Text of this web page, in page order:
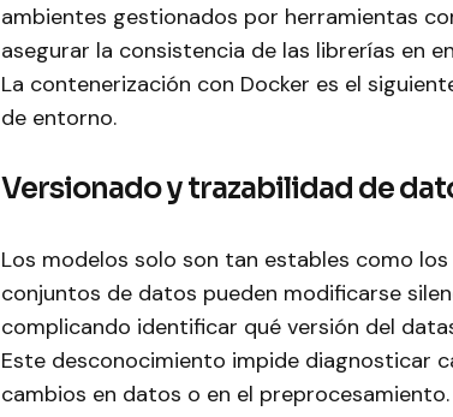
ambientes gestionados por herramientas
asegurar la consistencia de las librerías en
La contenerización con Docker es el
de entorno.
Versionado y trazabilidad de
Los modelos solo son tan estables como
conjuntos de datos pueden modificarse
complicando identificar qué versión del
Este desconocimiento impide diagnosticar
cambios en datos o en el preprocesamiento.